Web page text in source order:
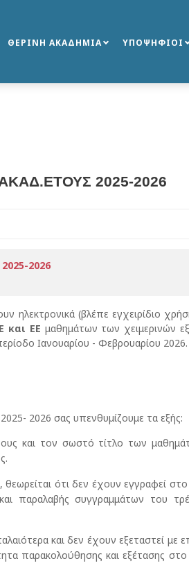
ΘΕΡΙΝΗ ΑΚΑΔΗΜΙΑ ΥΠΟΨΗΦΙΟΙ
2025-2026
2026
ηλεκτρονικά (βλέπε εγχειρίδιο
και ΕΕ μαθημάτων των χειμερινών
Ιανουαρίου - Φεβρουαρίου 2026.
2026 σας υπενθυμίζουμε τα εξής:
και τον σωστό τίτλο των
θεωρείται ότι δεν έχουν εγγραφεί
και παραλαβής συγγραμμάτων του
και δεν έχουν εξεταστεί με
παρακολούθησης και εξέτασης